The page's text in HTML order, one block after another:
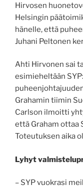
Hirvosen
Helsingin
hänelle, että
Juhani Peltonen
Ahti Hirvonen sai
esimieheltään
Grahamin tiimin
Carlson ilmoitti
että Graham ottaa
Toteutuksen aika
Lyhyt
– SYP vuokrasi